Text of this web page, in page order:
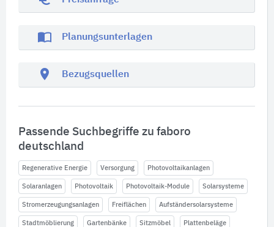
import_contacts Planungsunterlagen
location_on Bezugsquellen
Passende Suchbegriffe zu faboro
deutschland
Regenerative Energie Versorgung Photovoltaikanlagen
Solaranlagen Photovoltaik Photovoltaik-Module Solarsysteme
Stromerzeugungsanlagen Freiflächen Aufständersolarsysteme
Stadtmöblierung Gartenbänke Sitzmöbel Plattenbeläge